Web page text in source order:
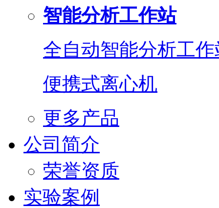
智能分析工作站
全自动智能分析工作
便携式离心机
更多产品
公司简介
荣誉资质
实验案例